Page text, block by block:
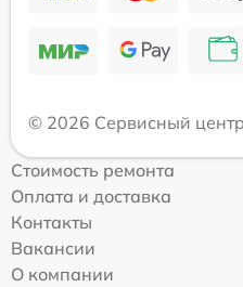
© 2026 Сервисный
Стоимость ремонта
Оплата и доставка
Контакты
Вакансии
О компании